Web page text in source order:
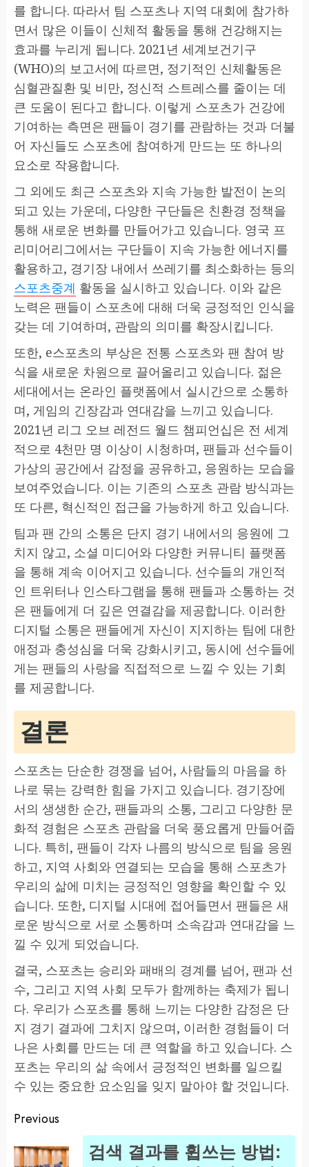
를 합니다. 따라서 팀 스포츠나 지역 대회에 참가하
면서 많은 이들이 신체적 활동을 통해 건강해지는
효과를 누리게 됩니다. 2021년 세계보건기구
(WHO)의 보고서에 따르면, 정기적인 신체활동은
심혈관질환 및 비만, 정신적 스트레스를 줄이는 데
큰 도움이 된다고 합니다. 이렇게 스포츠가 건강에
기여하는 측면은 팬들이 경기를 관람하는 것과 더불
어 자신들도 스포츠에 참여하게 만드는 또 하나의
요소로 작용합니다.
그 외에도 최근 스포츠와 지속 가능한 발전이 논의
되고 있는 가운데, 다양한 구단들은 친환경 정책을
통해 새로운 변화를 만들어가고 있습니다. 영국 프
리미어리그에서는 구단들이 지속 가능한 에너지를
활용하고, 경기장 내에서 쓰레기를 최소화하는 등의
스포츠중계 활동을 실시하고 있습니다. 이와 같은
노력은 팬들이 스포츠에 대해 더욱 긍정적인 인식을
갖는 데 기여하며, 관람의 의미를 확장시킵니다.
또한, e스포츠의 부상은 전통 스포츠와 팬 참여 방
식을 새로운 차원으로 끌어올리고 있습니다. 젊은
세대에서는 온라인 플랫폼에서 실시간으로 소통하
며, 게임의 긴장감과 연대감을 느끼고 있습니다.
2021년 리그 오브 레전드 월드 챔피언십은 전 세계
적으로 4천만 명 이상이 시청하며, 팬들과 선수들이
가상의 공간에서 감정을 공유하고, 응원하는 모습을
보여주었습니다. 이는 기존의 스포츠 관람 방식과는
또 다른, 혁신적인 접근을 가능하게 하고 있습니다.
팀과 팬 간의 소통은 단지 경기 내에서의 응원에 그
치지 않고, 소셜 미디어와 다양한 커뮤니티 플랫폼
을 통해 계속 이어지고 있습니다. 선수들의 개인적
인 트위터나 인스타그램을 통해 팬들과 소통하는 것
은 팬들에게 더 깊은 연결감을 제공합니다. 이러한
디지털 소통은 팬들에게 자신이 지지하는 팀에 대한
애정과 충성심을 더욱 강화시키고, 동시에 선수들에
게는 팬들의 사랑을 직접적으로 느낄 수 있는 기회
를 제공합니다.
결론
스포츠는 단순한 경쟁을 넘어, 사람들의 마음을 하
나로 묶는 강력한 힘을 가지고 있습니다. 경기장에
서의 생생한 순간, 팬들과의 소통, 그리고 다양한 문
화적 경험은 스포츠 관람을 더욱 풍요롭게 만들어줍
니다. 특히, 팬들이 각자 나름의 방식으로 팀을 응원
하고, 지역 사회와 연결되는 모습을 통해 스포츠가
우리의 삶에 미치는 긍정적인 영향을 확인할 수 있
습니다. 또한, 디지털 시대에 접어들면서 팬들은 새
로운 방식으로 서로 소통하며 소속감과 연대감을 느
낄 수 있게 되었습니다.
결국, 스포츠는 승리와 패배의 경계를 넘어, 팬과 선
수, 그리고 지역 사회 모두가 함께하는 축제가 됩니
다. 우리가 스포츠를 통해 느끼는 다양한 감정은 단
지 경기 결과에 그치지 않으며, 이러한 경험들이 더
나은 사회를 만드는 데 큰 역할을 하고 있습니다. 스
포츠는 우리의 삶 속에서 긍정적인 변화를 일으킬
수 있는 중요한 요소임을 잊지 말아야 할 것입니다.
Post
navigation
Previous
검색 결과를 휩쓰는 방법: